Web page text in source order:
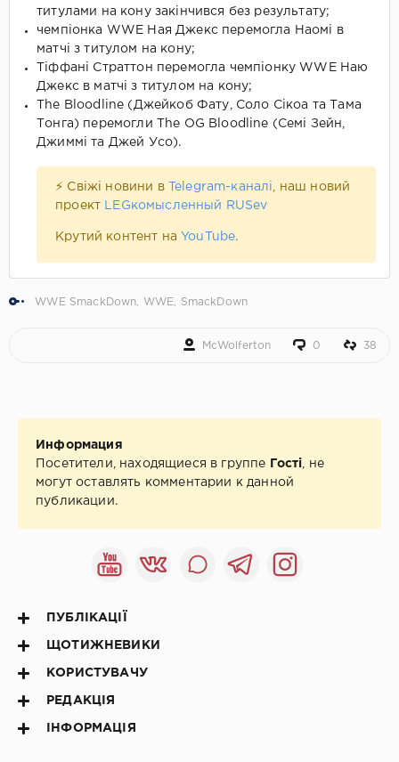
титулами на кону закінчився без результату;
чемпіонка WWE Ная Джекс перемогла Наомі в
матчі з титулом на кону;
Тіффані Страттон перемогла чемпіонку WWE Наю
Джекс в матчі з титулом на кону;
The Bloodline (Джейкоб Фату, Соло Сікоа та Тама
Тонга) перемогли The OG Bloodline (Семі Зейн,
Джиммі та Джей Усо).
⚡ Свіжі новини в Telegram-каналі
, наш новий
проект
LEGкомысленный RUSev
Крутий контент на YouTube.
WWE SmackDown WWE SmackDown
McWolferton 0 38
Информация
Посетители, находящиеся в группе
Гості , не
могут оставлять комментарии к данной
публикации.
ПУБЛІКАЦІЇ
ЩОТИЖНЕВИКИ
КОРИСТУВАЧУ
РЕДАКЦІЯ
ІНФОРМАЦІЯ